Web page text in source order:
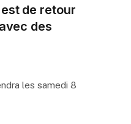
de retour
des
les samedi 8